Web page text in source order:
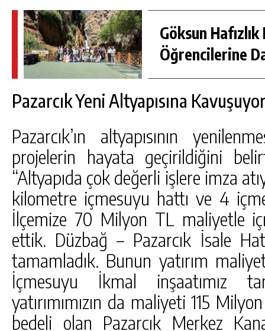
Göksun Hafızlık
Öğrencilerine
Pazarcık Yeni Altyapısına
Pazarcık’ın altyapısının
projelerin hayata geçirildiğini
“Altyapıda çok değerli işlere imza
kilometre içmesuyu hattı ve 4
İlçemize 70 Milyon TL maliyetle
ettik. Düzbağ – Pazarcık İsale
tamamladık. Bunun yatırım
İçmesuyu İkmal inşaatımız
yatırımımızın da maliyeti 115
bedeli olan Pazarcık Merkez